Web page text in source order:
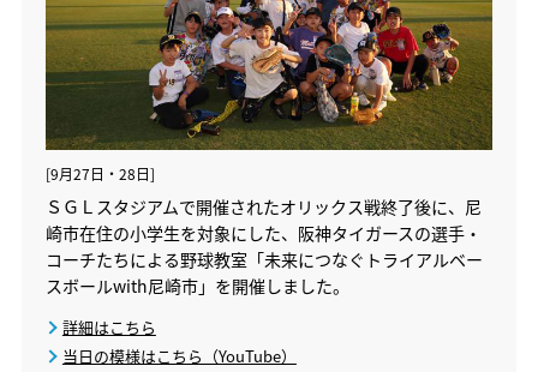
[9月27日・28日]
ＳＧＬスタジアムで開催されたオリックス戦終了後に、尼
崎市在住の小学生を対象にした、阪神タイガースの選手・
コーチたちによる野球教室「未来につなぐトライアルベー
スボールwith尼崎市」を開催しました。
詳細はこちら
当日の模様はこちら（YouTube）